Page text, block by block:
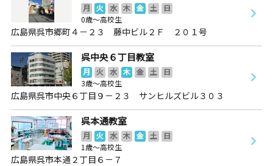
月 火 水 木 金 土
日
0歳～高校生
広島県呉市郷町４－２３ 藤中ビル２Ｆ ２０１号
呉中央６丁目教室
月 火 水 木 金 土
日
3歳～高校生
広島県呉市中央６丁目９－２３ サンヒルズビル３０３
呉本通教室
月 火 水 木 金 土
日
1歳～高校生
広島県呉市本通２丁目６－７